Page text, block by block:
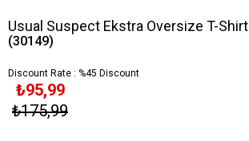
Usual Suspect Ekstra Oversize T-Shirt
(30149)
Discount Rate : %45 Discount
₺175,99
₺95,99